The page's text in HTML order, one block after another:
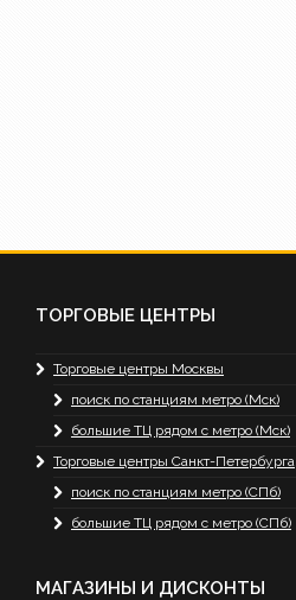
ТОРГОВЫЕ ЦЕНТРЫ
Торговые центры Москвы
поиск по станциям метро (Мск)
большие ТЦ рядом с метро (Мск)
Торговые центры Санкт-Петербурга
поиск по станциям метро (СПб)
большие ТЦ рядом с метро (СПб)
МАГАЗИНЫ И ДИСКОНТЫ